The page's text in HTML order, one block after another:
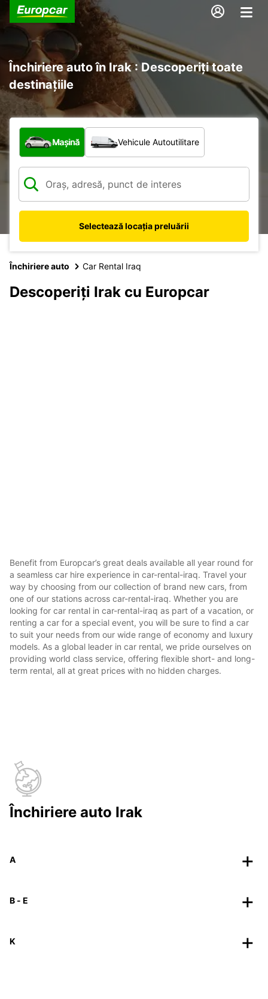
Închiriere auto în Irak : Descoperiți toate
destinațiile
Ce tip de vehicul?
Mașină Vehicule Autoutilitare
Selectează locația preluării
Închiriere auto Car Rental Iraq
Descoperiți Irak cu Europcar
Benefit from Europcar’s great deals available all year round for
a seamless car hire experience in car-rental-iraq. Travel your
way by choosing from our collection of brand new cars, from
one of our stations across car-rental-iraq. Whether you are
looking for car rental in car-rental-iraq as part of a vacation, or
renting a car for a special event, you will be sure to find a car
to suit your needs from our wide range of economy and luxury
models. As a global leader in car rental, we pride ourselves on
providing world class service, offering flexible short- and long-
term rental, all at great prices with no hidden charges.
Închiriere auto Irak
A
B - E
K